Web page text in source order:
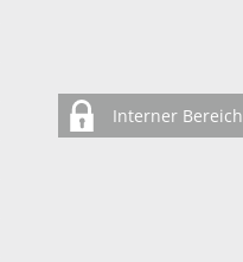
Interner Bereich